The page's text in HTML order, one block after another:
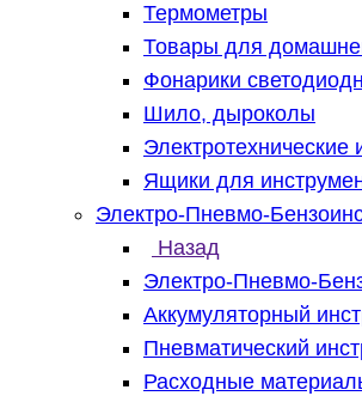
Термометры
Товары для
Фонарики
Шило, дыроколы
Электротехнические
Ящики для
Электро-Пневмо-
Назад
Электро-Пневмо-
Аккумуляторный
Пневматический
Расходные